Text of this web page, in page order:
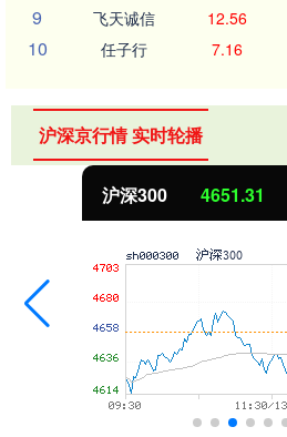
9 飞天诚信 12.56
10 任子行 7.16
沪深京行情 实时轮播
沪深300 4651.31